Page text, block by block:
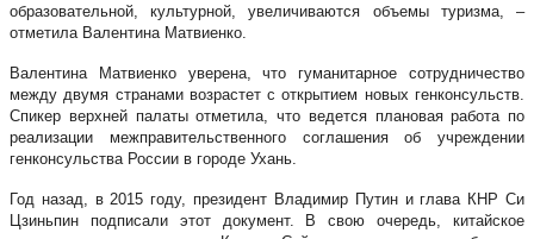
образовательной, культурной, увеличиваются объемы туризма, –
отметила Валентина Матвиенко.
Валентина Матвиенко уверена, что гуманитарное сотрудничество
между двумя странами возрастет с открытием новых генконсульств.
Спикер верхней палаты отметила, что ведется плановая работа по
реализации межправительственного соглашения об учреждении
генконсульства России в городе Ухань.
Год назад, в 2015 году, президент Владимир Путин и глава КНР Си
Цзиньпин подписали этот документ. В свою очередь, китайское